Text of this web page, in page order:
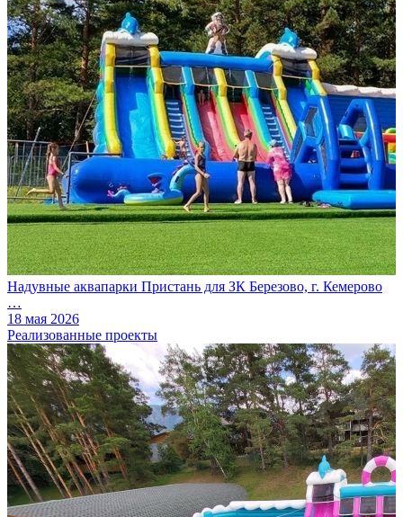
Надувные аквапарки Пристань для ЗК Березово, г. Кемерово
…
18 мая 2026
Реализованные проекты